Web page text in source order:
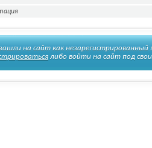
на сайт как незарегистрированный
либо войти на сайт под